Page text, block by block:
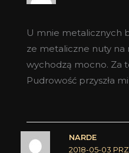
U mnie metalicznych
ze metaliczne nuty na
wychodzą mocno. Za
Pudrowość przyszła
NARDE
2018-05-03